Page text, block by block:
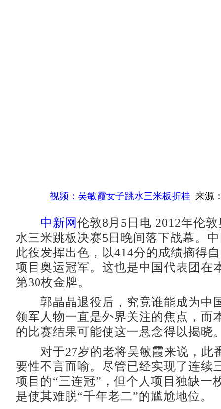
视频：吴敏霞女子跳水三米板折桂 来源
中新网 伦敦8月5日电 2012年伦
水三米跳板决赛5日晚间落下战幕。
此役发挥出色，以414分的成绩摘得
项目奥运冠军。这也是中国代表团在
第30枚金牌。
郭晶晶退役后，究竟谁能成为中
领军人物一直是外界关注的焦点，而
的比赛结果可能使这一悬念得以揭晓
对于27岁的老将吴敏霞来说，此
要性不言而喻。尽管已经实现了连续
项目的“三连冠”，但个人项目独缺一
是使其难脱“千年老二”的尴尬地位。